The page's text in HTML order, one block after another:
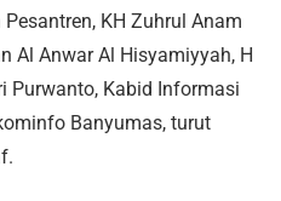
KH Zuhrul Anam
Al Anwar Al Hisyamiyyah, H
Purwanto, Kabid Informasi
Banyumas, turut